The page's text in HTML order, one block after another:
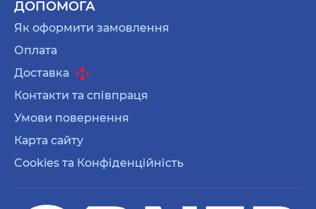
ДОПОМОГА
Як оформити замовлення
Оплата
Доставка
Контакти та співпраця
Умови повернення
Карта сайту
Cookies та Конфіденційність